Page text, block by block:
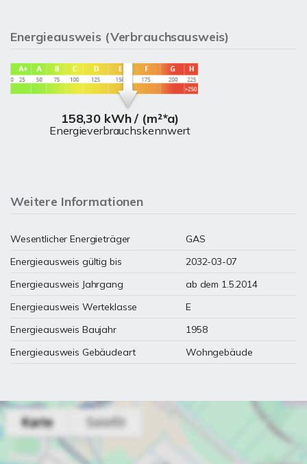
Energieausweis (Verbrauchsausweis)
158,30 kWh / (m²*a)
Energieverbrauchskennwert
Weitere Informationen
Wesentlicher Energieträger
GAS
Energieausweis gültig bis
2032-03-07
Energieausweis Jahrgang
ab dem 1.5.2014
Energieausweis Werteklasse
E
Energieausweis Baujahr
1958
Energieausweis Gebäudeart
Wohngebäude